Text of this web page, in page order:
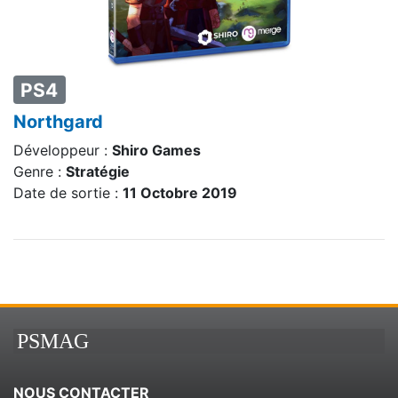
PS4
Northgard
Développeur : Shiro Games
Genre : Stratégie
Date de sortie : 11 Octobre 2019
PSMAG
NOUS CONTACTER